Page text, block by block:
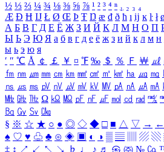
½ ⅓ ⅔ ¼ ¾ ⅛ ⅜ ⅝ ⅞ ¹ ² ³ ⁴ ⁿ ₁ ₂ ₃ ₄
Æ Ð Ħ Ĳ Ł Ø Œ Þ Ŧ Ŋ æ đ ð ħ ı ĳ ĸ ŀ ł
А Б В Г Д Е Ё Ж З И Й К Л М Н О П
Ы Ь Э Ю Я а б в г д е ё ж з и й к л м н
ы ь э ю я
′ ″ ℃ Å ￠ ￡ ￥ ¤ ℉ ‰ ＄ ％ Ｆ ￦ ㎕
㎙ ㎚ ㎛ ㎜ ㎝ ㎞ ㎟ ㎠ ㎡ ㎢ ㏊ ㎍ ㎎
㎱ ㎲ ㎳ ㎴ ㎵ ㎶ ㎷ ㎸ ㎹ ㎀ ㎁ ㎂ ㎃
㎒ ㎓ ㎔ Ω ㏀ ㏁ ㎊ ㎋ ㎌ ㏖ ㏅ ㎭ ㎮
㏃ ㏉ ㏜ ㏆
§ ※ ☆ ★ ○ ● ◎ ◇ ◆ □ ■ △ ▽ → ←
♠ ♡ ♥ ♧ ♣ ⊙ ◈ ▣ ◐ ◑ ▒ ▤ ▨ ▧
‡ ↕ ↗ ↙ ↖ ↘ ♭ ♩ ♪ ♬ ㉿ ㈜ № ㏇